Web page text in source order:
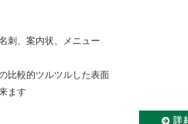
刺、案内状、メニュー
比較的ツルツルした表面
ます